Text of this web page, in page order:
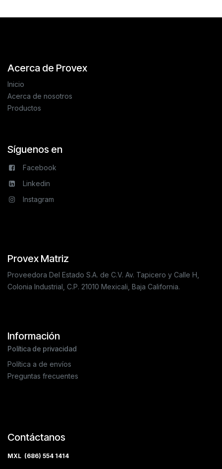
Acerca de Provex
Inicio
Acerca de nosotros
Productos
Síguenos en
Facebook
Linkedin
Instagram
Provex Matriz
Proveedora Del Estado S.A. de C.V. Av. Tapicero y Calle H,
Colonia Industrial, C.P. 21010 Mexicali, Baja California.
Información
Política de privacidad
Política a de envíos
Preguntas frecuentes
Contáctanos
MXL (686) 554 1414